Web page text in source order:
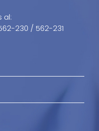
al:
230 / 562-231